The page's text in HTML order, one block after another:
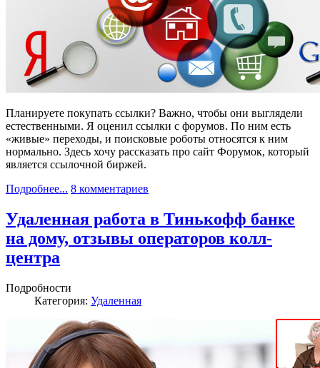
Планируете покупать ссылки? Важно, чтобы они выглядели
естественными. Я оценил ссылки с форумов. По ним есть
«живые» переходы, и поисковые роботы относятся к ним
нормально. Здесь хочу рассказать про сайт Форумок, который
является ссылочной биржей.
Подробнее... 8 комментариев
Удаленная работа в Тинькофф банке
на дому, отзывы операторов колл-
центра
Подробности
Категория: Удаленная